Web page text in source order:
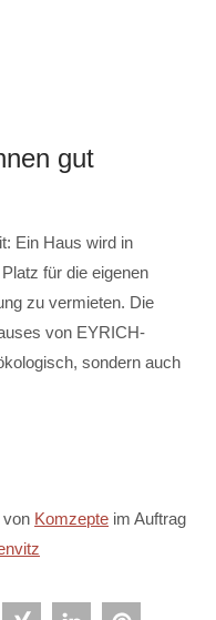
gut
Ein Haus wird in
für die eigenen
zu vermieten. Die
von EYRICH-
sondern auch
von Komzepte im Auftrag